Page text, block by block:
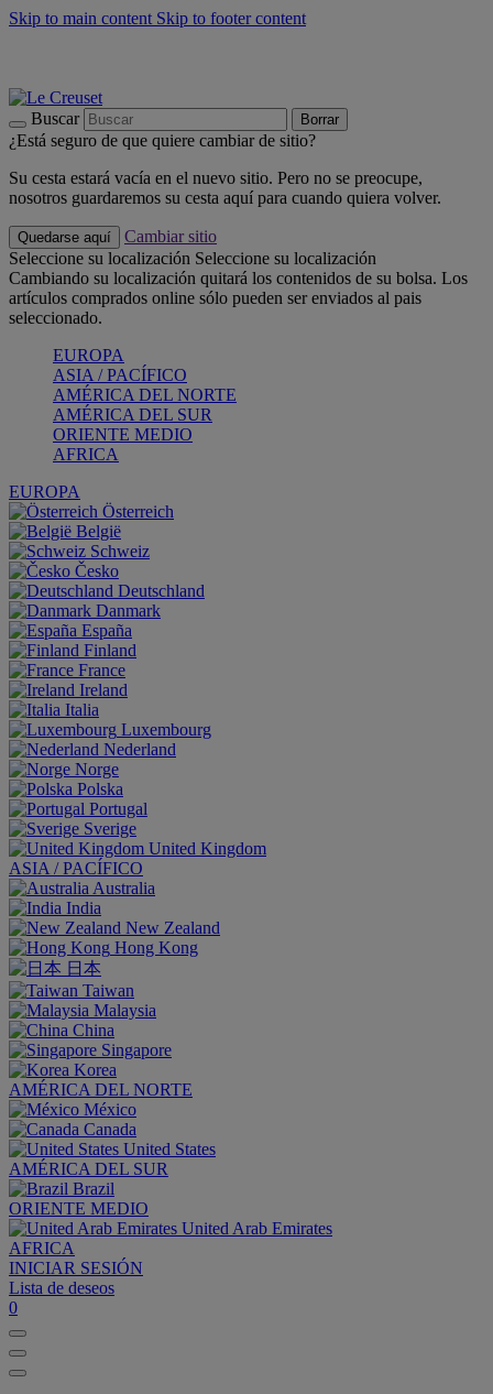
Skip to main content Skip to footer content
Buscar Borrar
¿Está seguro de que quiere cambiar de sitio?
Su cesta estará vacía en el nuevo sitio. Pero no se preocupe,
nosotros guardaremos su cesta aquí para cuando quiera volver.
Quedarse aquí
Cambiar sitio
Seleccione su localización Seleccione su localización
Cambiando su localización quitará los contenidos de su bolsa. Los
artículos comprados online sólo pueden ser enviados al pais
seleccionado.
EUROPA
ASIA / PACÍFICO
AMÉRICA DEL NORTE
AMÉRICA DEL SUR
ORIENTE MEDIO
AFRICA
EUROPA
Österreich
België
Schweiz
Česko
Deutschland
Danmark
España
Finland
France
Ireland
Italia
Luxembourg
Nederland
Norge
Polska
Portugal
Sverige
United Kingdom
ASIA / PACÍFICO
Australia
India
New Zealand
Hong Kong
日本
Taiwan
Malaysia
China
Singapore
Korea
AMÉRICA DEL NORTE
México
Canada
United States
AMÉRICA DEL SUR
Brazil
ORIENTE MEDIO
United Arab Emirates
AFRICA
INICIAR SESIÓN
Lista de deseos
0